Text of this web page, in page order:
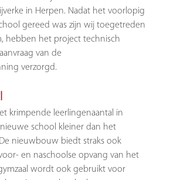
in Herpen. Nadat het voorlopig
gereed was zijn wij toegetreden
hebben het project technisch
van de
verzorgd.
krimpende leerlingenaantal in
school kleiner dan het
nieuwbouw biedt straks ook
en naschoolse opvang van het
wordt ook gebruikt voor